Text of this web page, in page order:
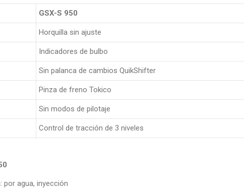
GSX-S 950
Horquilla sin ajuste
Indicadores de bulbo
Sin palanca de cambios QuikShifter
Pinza de freno Tokico
Sin modos de pilotaje
Control de tracción de 3 niveles
por agua, inyección